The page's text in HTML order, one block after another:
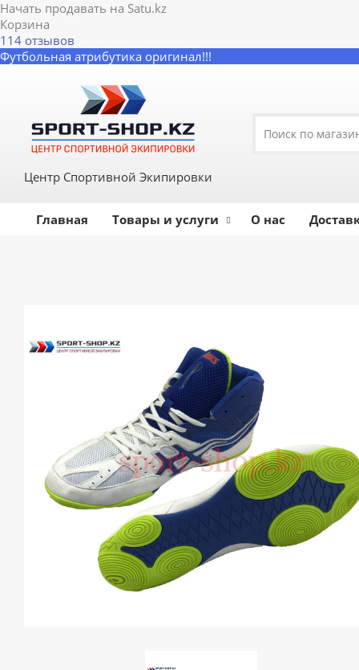
Начать продавать на Satu.kz
Корзина
114 отзывов
Футбольная атрибутика оригинал!!!
Центр Спортивной Экипировки
Главная Товары и услуги О нас